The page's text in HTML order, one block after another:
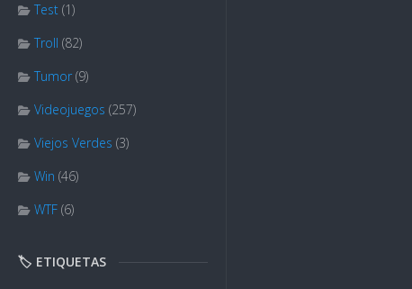
Test (1)
Troll (82)
Tumor (9)
Videojuegos (257)
Viejos Verdes (3)
Win (46)
WTF (6)
🏷️ ETIQUETAS